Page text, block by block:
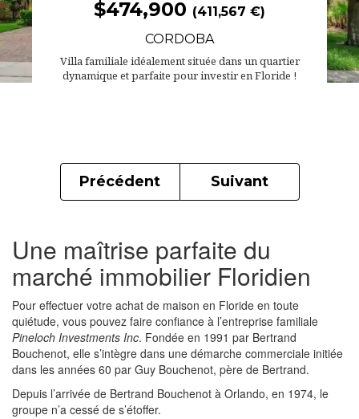
$474,900 (411,567 €)
CORDOBA
Villa familiale idéalement située dans un quartier
dynamique et parfaite pour investir en Floride !
Précédent Suivant
Une maîtrise parfaite du
marché immobilier Floridien
Pour effectuer votre achat de maison en Floride en toute
quiétude, vous pouvez faire confiance à l’entreprise familiale
Pineloch Investments Inc. Fondée en 1991 par Bertrand
Bouchenot, elle s’intègre dans une démarche commerciale initiée
dans les années 60 par Guy Bouchenot, père de Bertrand.
Depuis l’arrivée de Bertrand Bouchenot à Orlando, en 1974, le
groupe n’a cessé de s’étoffer.